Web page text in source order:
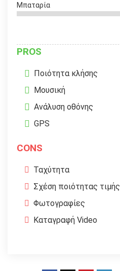
Μπαταρία
PROS
Ποιότητα κλήσης
Μουσική
Ανάλυση οθόνης
GPS
CONS
Ταχύτητα
Σχέση ποιότητας τιμής
Φωτογραφίες
Καταγραφή Video